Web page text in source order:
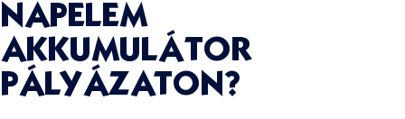
NAPELEM
AKKUMULÁTOR
PÁLYÁZATON?